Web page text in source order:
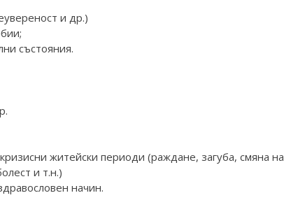
и др.)
състояния.
житейски периоди (раждане, загуба, смяна на
и т.н.)
начин.